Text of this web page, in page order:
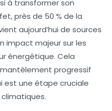
à transformer son
près de 50 % de la
aujourd’hui de sources
impact majeur sur les
énergétique. Cela
progressif
est une étape cruciale